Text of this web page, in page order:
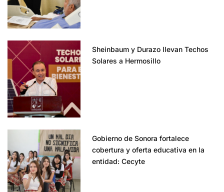
Sheinbaum y Durazo llevan Techos
Solares a Hermosillo
Gobierno de Sonora fortalece
cobertura y oferta educativa en la
entidad: Cecyte